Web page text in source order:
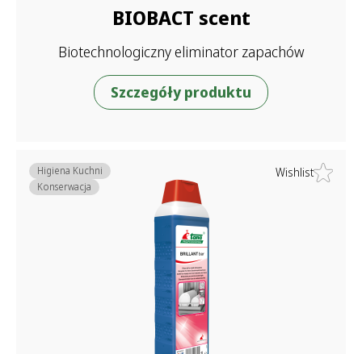
BIOBACT scent
Biotechnologiczny eliminator zapachów
Szczegóły produktu
Wishlist
Higiena Kuchni
Konserwacja